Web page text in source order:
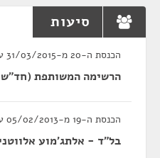
סיעות
הכנסת ה-20 מ-31/03/2015 עד 30/04/2019
הרשימה המשותפת
הכנסת ה-19 מ-05/02/2013 עד 31/03/2015
בל"ד - אלתג'מוע